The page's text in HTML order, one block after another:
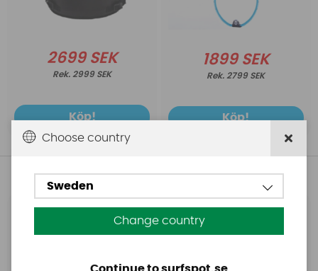
2699 SEK
2999 SEK
Köp!
1899 SEK
2799 SEK
Köp!
Andra köpte även
Base Rechargeable
Aquasure
Aquasure FD
Choose country
Sweden
Change country